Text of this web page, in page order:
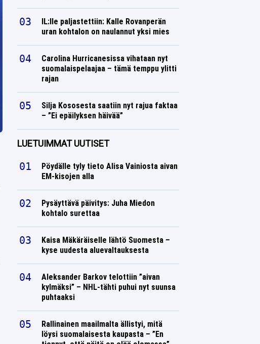
IL:lle paljastettiin: Kalle Rovanperän
uran kohtalon on naulannut yksi mies
Carolina Hurricanesissa vihataan nyt
suomalaispelaajaa – tämä temppu ylitti
rajan
Silja Kososesta saatiin nyt rajua faktaa
– ”Ei epäilyksen häivää”
LUETUIMMAT UUTISET
Pöydälle tyly tieto Alisa Vainiosta aivan
EM-kisojen alla
Pysäyttävä päivitys: Juha Miedon
kohtalo surettaa
Kaisa Mäkäräiselle lähtö Suomesta –
kyse uudesta aluevaltauksesta
Aleksander Barkov telottiin ”aivan
kylmäksi” – NHL-tähti puhui nyt suunsa
puhtaaksi
Rallinainen maailmalta ällistyi, mitä
löysi suomalaisesta kaupasta – ”En